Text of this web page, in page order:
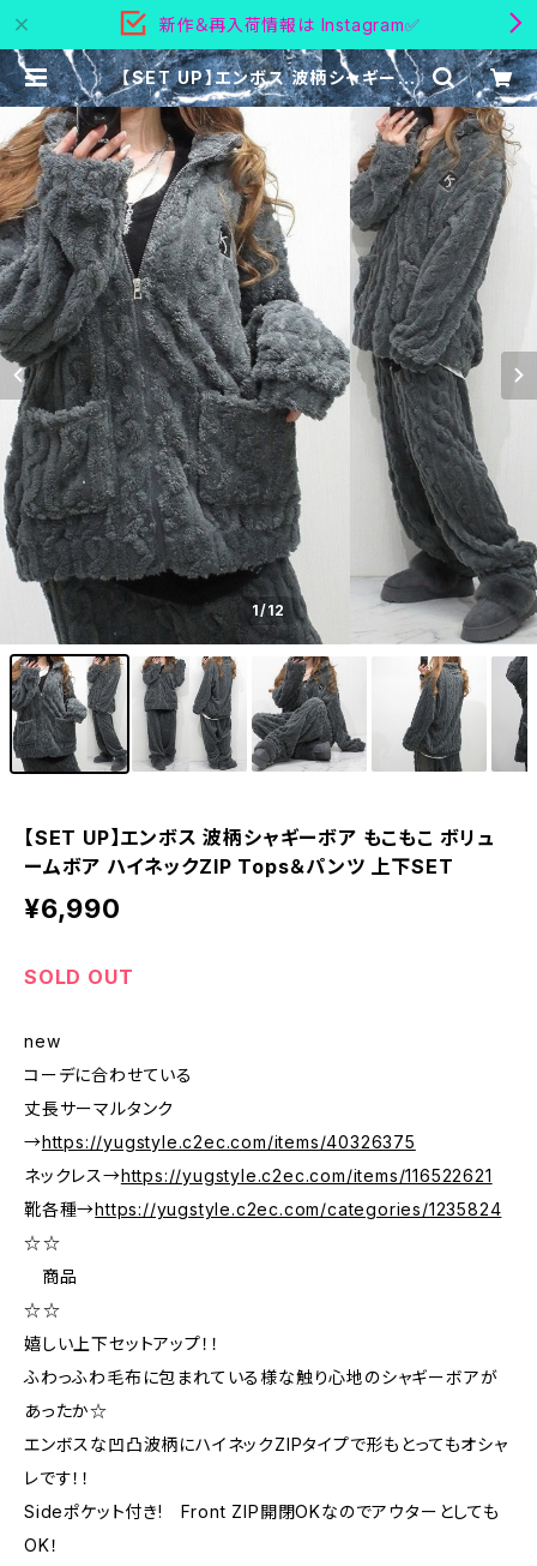
新作＆再入荷情報は Instagram✅
【SET UP】エンボス 波柄シャギーボ
ア もこもこ ボリュームボア ハイネッ
クZIP Tops＆パンツ 上下SET | @
YUG ～ project by yugstyle
1/12
【SET UP】エンボス 波柄シャギーボア もこもこ ボリュ
ームボア ハイネックZIP Tops＆パンツ 上下SET
¥6,990
SOLD OUT
new
コーデに合わせている
丈長サーマルタンク
→https://yugstyle.c2ec.com/items/40326375
ネックレス→https://yugstyle.c2ec.com/items/116522621
靴各種→https://yugstyle.c2ec.com/categories/1235824
☆―――☆
商品
☆―――☆
嬉しい上下セットアップ！！
ふわっふわ毛布に包まれている様な触り心地のシャギーボアが
あったか☆
エンボスな凹凸波柄にハイネックZIPタイプで形もとってもオシャ
レです！！
Sideポケット付き! Front ZIP開閉OKなのでアウターとしても
OK！